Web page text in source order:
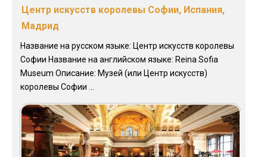
Центр искусств королевы Софии, Испания,
Мадрид
Название на русском языке: Центр искусств королевы
Софии Название на английском языке: Reina Sofia
Museum Описание: Музей (или Центр искусств)
королевы Софии ...